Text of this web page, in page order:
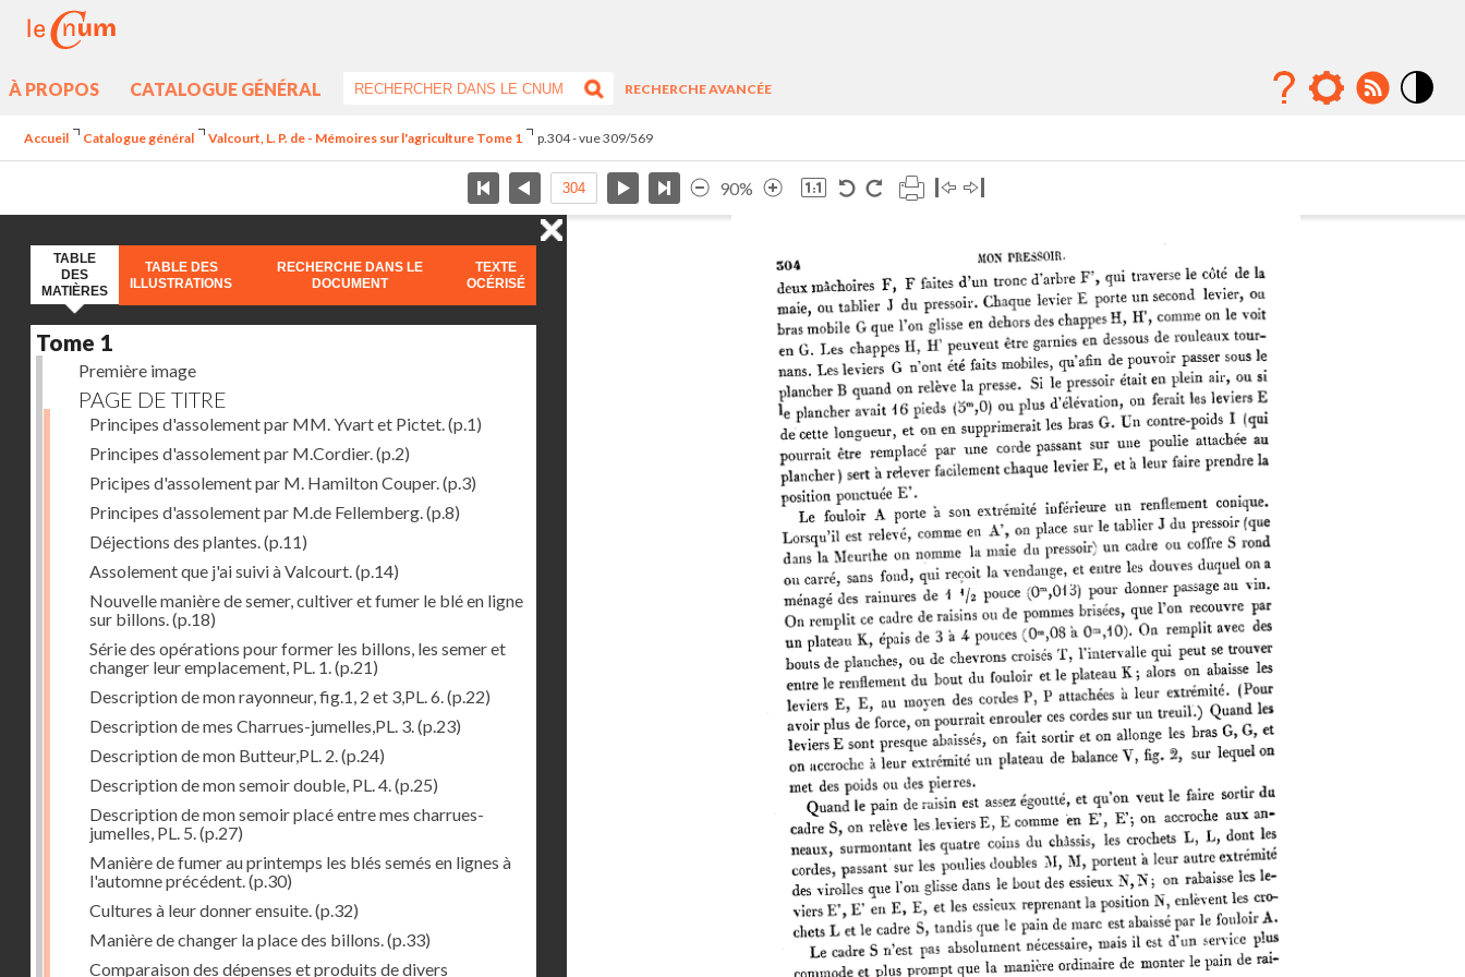
À PROPOS CATALOGUE GÉNÉRAL
RECHERCHE AVANCÉE
Accueil Catalogue général Valcourt, L. P. de - Mémoires sur l'agriculture Tome 1 p.304 - vue 309/569
90%
TABLE
DES
MATIÈRES
TABLE DES
ILLUSTRATIONS
RECHERCHE DANS LE
DOCUMENT
TEXTE
OCÉRISÉ
Tome 1
Première image
PAGE DE TITRE
Principes d'assolement par MM. Yvart et Pictet.(p.1)
Principes d'assolement par M.Cordier.(p.2)
Pricipes d'assolement par M. Hamilton Couper.(p.3)
Principes d'assolement par M.de Fellemberg.(p.8)
Déjections des plantes.(p.11)
Assolement que j'ai suivi à Valcourt.(p.14)
Nouvelle manière de semer, cultiver et fumer le blé en ligne
sur billons.(p.18)
Série des opérations pour former les billons, les semer et
changer leur emplacement, PL. 1.(p.21)
Description de mon rayonneur, fig.1, 2 et 3,PL. 6.(p.22)
Description de mes Charrues-jumelles,PL. 3.(p.23)
Description de mon Butteur,PL. 2.(p.24)
Description de mon semoir double, PL. 4.(p.25)
Description de mon semoir placé entre mes charrues-
jumelles, PL. 5.(p.27)
Manière de fumer au printemps les blés semés en lignes à
l'automne précédent.(p.30)
Cultures à leur donner ensuite.(p.32)
Manière de changer la place des billons.(p.33)
Comparaison des dépenses et produits de divers